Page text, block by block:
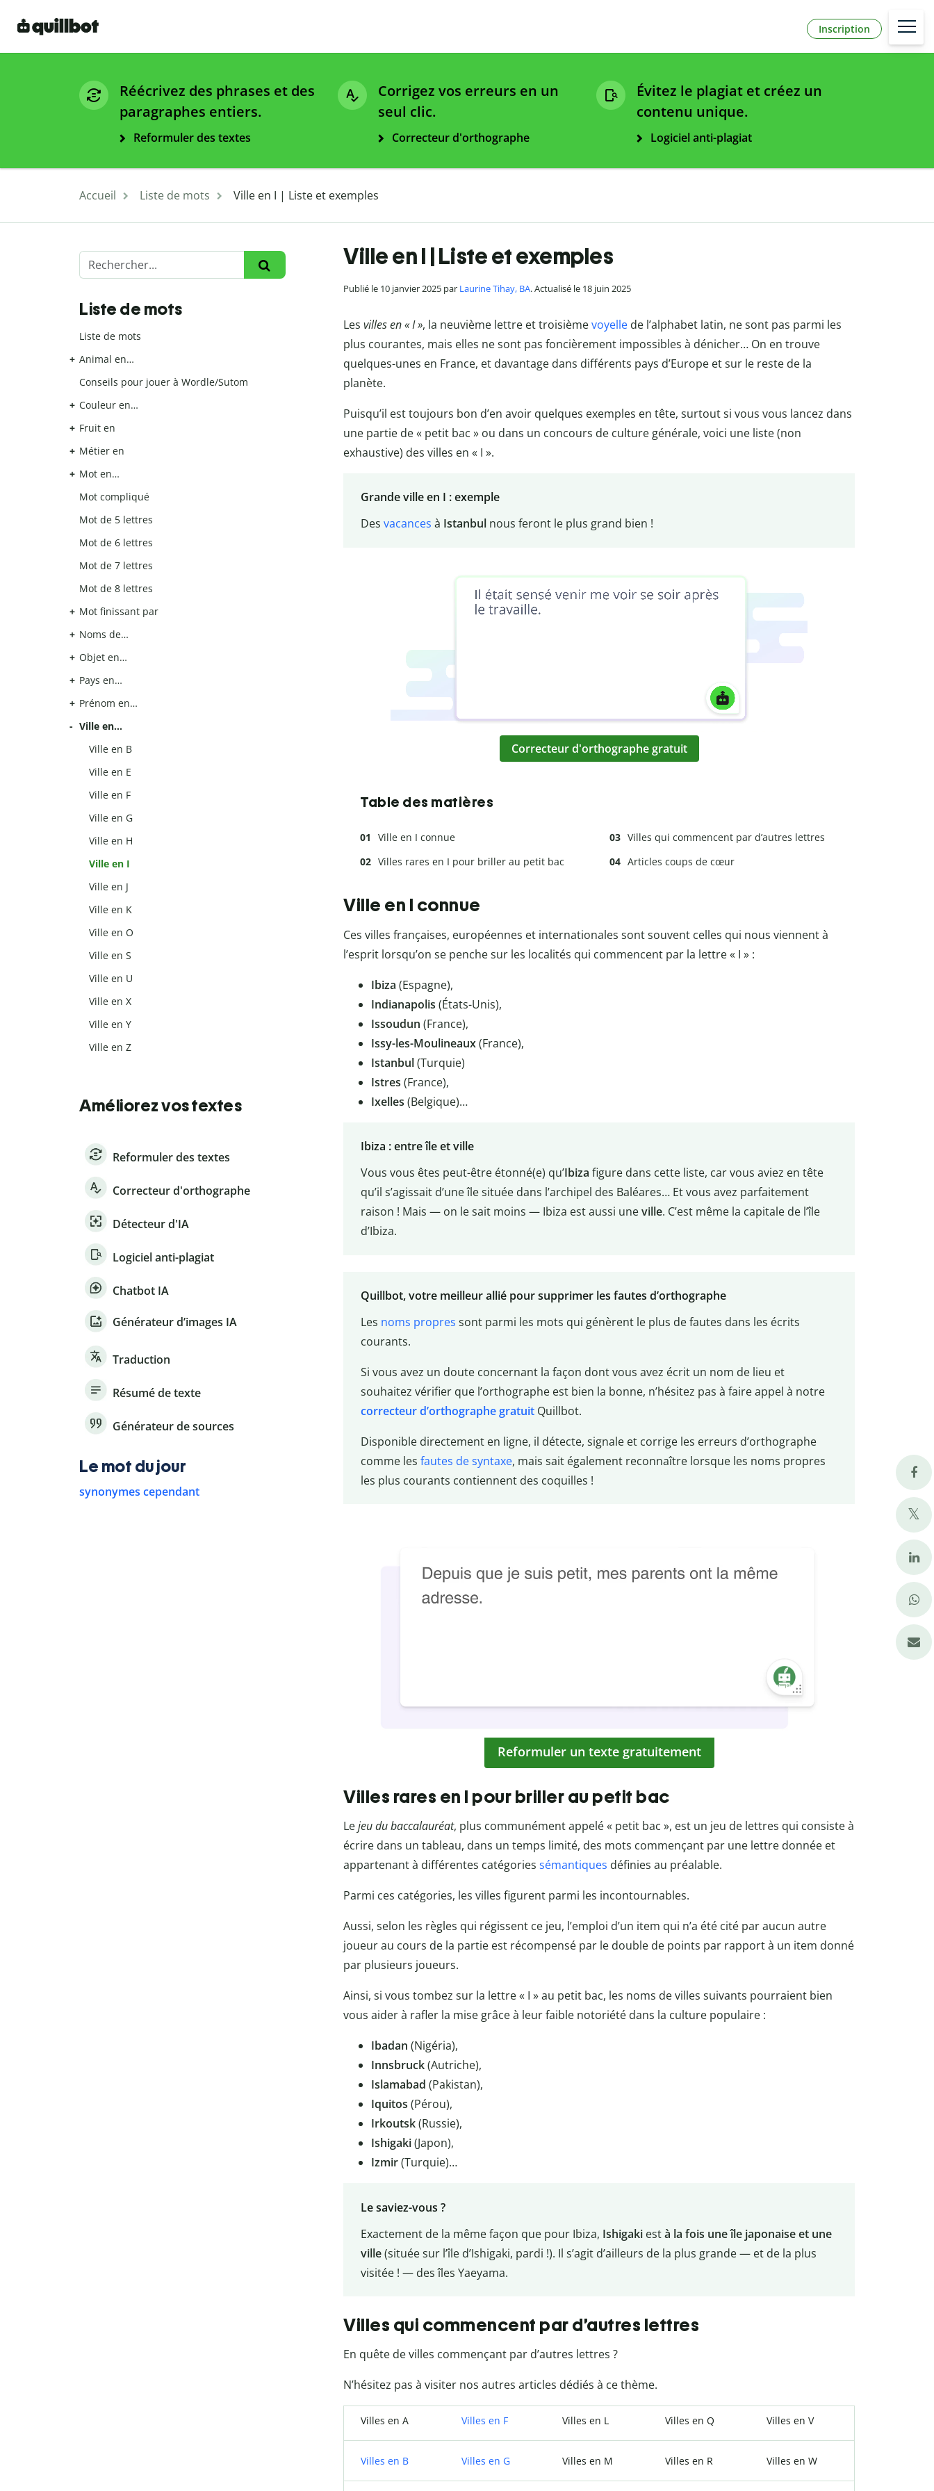
Inscription
Réécrivez des phrases et des
paragraphes entiers.
Reformuler des textes
Corrigez vos erreurs en un
seul clic.
Correcteur d'orthographe
Évitez le plagiat et créez un
contenu unique.
Logiciel anti-plagiat
Accueil Liste de mots Ville en I | Liste et exemples
Ville en I | Liste et exemples
Publié le 10 janvier 2025 par Laurine Tihay, BA. Actualisé le 18 juin 2025
Les villes en « I », la neuvième lettre et troisièmevoyelle de l’alphabet latin, ne sont pas parmi les
plus courantes, mais elles ne sont pas foncièrement impossibles à dénicher… On en trouve
quelques-unes en France, et davantage dans différents pays d’Europe et sur le reste de la
planète.
Puisqu’il est toujours bon d’en avoir quelques exemples en tête, surtout si vous vous lancez dans
une partie de « petit bac » ou dans un concours de culture générale, voici une liste (non
exhaustive) des villes en « I ».
Grande ville en I : exemple
Des vacances à Istanbulnous feront le plus grand bien !
Correcteur d'orthographe gratuit
Table des matières
Ville en I connue
Villes rares en I pour briller au petit bac
Villes qui commencent par d’autres lettres
Articles coups de cœur
Ville en I connue
Ces villes françaises, européennes et internationales sont souvent celles qui nous viennent à
l’esprit lorsqu’on se penche sur les localités qui commencent par la lettre « I » :
Ibiza (Espagne),
Indianapolis (États-Unis),
Issoudun (France),
Issy-les-Moulineaux(France),
Istanbul(Turquie)
Istres (France),
Ixelles (Belgique)…
Ibiza : entre île et ville
Vous vous êtes peut-être étonné(e) qu’Ibiza figure dans cette liste, car vous aviez en tête
qu’il s’agissait d’une île située dans l’archipel des Baléares… Et vous avez parfaitement
raison ! Mais — on le sait moins — Ibiza est aussi uneville. C’est même la capitale de l’île
d’Ibiza.
Quillbot, votre meilleur allié pour supprimer les fautes d’orthographe
Les noms propres sont parmi les mots qui génèrent le plus de fautes dans les écrits
courants.
Si vous avez un doute concernant la façon dont vous avez écrit un nom de lieu et
souhaitez vérifier que l’orthographe est bien la bonne, n’hésitez pas à faire appel à notre
correcteur d’orthographe gratuitQuillbot.
Disponible directement en ligne, il détecte, signale et corrige les erreurs d’orthographe
comme les fautes de syntaxe, mais sait également reconnaître lorsque les noms propres
les plus courants contiennent des coquilles !
Reformuler un texte gratuitement
Villes rares en I pour briller au petit bac
Lejeu du baccalauréat, plus communément appelé « petit bac », est un jeu de lettres qui consiste à
écrire dans un tableau, dans un temps limité, des mots commençant par une lettre donnée et
appartenant à différentes catégories sémantiques définies au préalable.
Parmi ces catégories, les villes figurent parmi les incontournables.
Aussi, selon les règles qui régissent ce jeu, l’emploi d’un item qui n’a été cité par aucun autre
joueur au cours de la partie est récompensé par le double de points par rapport à un item donné
par plusieurs joueurs.
Ainsi, si vous tombez sur la lettre « I » au petit bac, les noms de villes suivants pourraient bien
vous aider à rafler la mise grâce à leur faible notoriété dans la culture populaire :
Ibadan (Nigéria),
Innsbruck(Autriche),
Islamabad (Pakistan),
Iquitos (Pérou),
Irkoutsk(Russie),
Ishigaki(Japon),
Izmir(Turquie)…
Le saviez-vous ?
Exactement de la même façon que pour Ibiza, Ishigakiestà la fois une île japonaise et une
ville(située sur l’île d’Ishigaki, pardi !). Il s’agit d’ailleurs de la plus grande — et de la plus
visitée ! — des îles Yaeyama.
Villes qui commencent par d’autres lettres
En quête de villes commençant par d’autres lettres ?
N’hésitez pas à visiter nos autres articles dédiés à ce thème.
Villes en A Villes en F Villes en L Villes en Q Villes en V
Villes en B Villes en G Villes en M Villes en R Villes en W
Liste de mots
Liste de mots
Animal en…
Conseils pour jouer à Wordle/Sutom
Couleur en…
Fruit en
Métier en
Mot en…
Mot compliqué
Mot de 5 lettres
Mot de 6 lettres
Mot de 7 lettres
Mot de 8 lettres
Mot finissant par
Noms de…
Objet en…
Pays en…
Prénom en…
Ville en…
Ville en B
Ville en E
Ville en F
Ville en G
Ville en H
Ville en I
Ville en J
Ville en K
Ville en O
Ville en S
Ville en U
Ville en X
Ville en Y
Ville en Z
Améliorez vos textes
Reformuler des textes
Correcteur d'orthographe
Détecteur d'IA
Logiciel anti-plagiat
Chatbot IA
Générateur d’images IA
Traduction
Résumé de texte
Générateur de sources
Le mot du jour
synonymes cependant